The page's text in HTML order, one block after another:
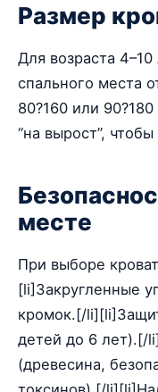
Размер
Для возраста
спального места
80?160 или
“на вырост”,
месте
При выборе
[li]Закругленные
кромок.[/
детей до 6 лет).[/
(древесина,